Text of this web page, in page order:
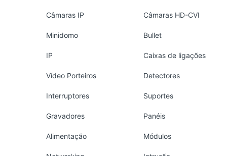
Câmaras IP Câmaras HD-CVI
Minidomo Bullet
IP Caixas de ligações
Vídeo Porteiros Detectores
Interruptores Suportes
Gravadores Panéis
Alimentação Módulos